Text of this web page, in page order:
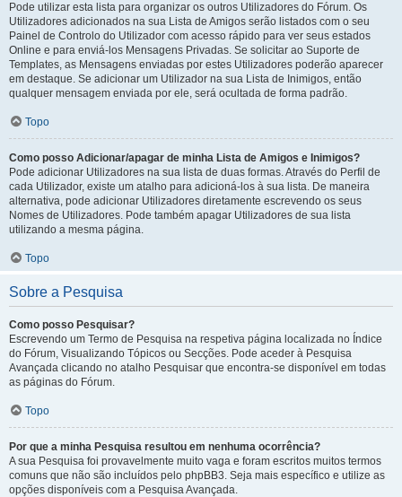
Pode utilizar esta lista para organizar os outros Utilizadores do Fórum. Os
Utilizadores adicionados na sua Lista de Amigos serão listados com o seu
Painel de Controlo do Utilizador com acesso rápido para ver seus estados
Online e para enviá-los Mensagens Privadas. Se solicitar ao Suporte de
Templates, as Mensagens enviadas por estes Utilizadores poderão aparecer
em destaque. Se adicionar um Utilizador na sua Lista de Inimigos, então
qualquer mensagem enviada por ele, será ocultada de forma padrão.
Topo
Como posso Adicionar/apagar de minha Lista de Amigos e Inimigos?
Pode adicionar Utilizadores na sua lista de duas formas. Através do Perfil de
cada Utilizador, existe um atalho para adicioná-los à sua lista. De maneira
alternativa, pode adicionar Utilizadores diretamente escrevendo os seus
Nomes de Utilizadores. Pode também apagar Utilizadores de sua lista
utilizando a mesma página.
Topo
Sobre a Pesquisa
Como posso Pesquisar?
Escrevendo um Termo de Pesquisa na respetiva página localizada no Índice
do Fórum, Visualizando Tópicos ou Secções. Pode aceder à Pesquisa
Avançada clicando no atalho Pesquisar que encontra-se disponível em todas
as páginas do Fórum.
Topo
Por que a minha Pesquisa resultou em nenhuma ocorrência?
A sua Pesquisa foi provavelmente muito vaga e foram escritos muitos termos
comuns que não são incluídos pelo phpBB3. Seja mais específico e utilize as
opções disponíveis com a Pesquisa Avançada.